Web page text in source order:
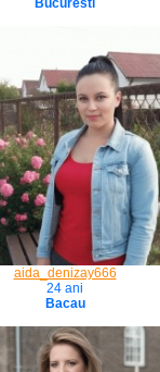
Bucuresti
aida_denizay666
24 ani
Bacau